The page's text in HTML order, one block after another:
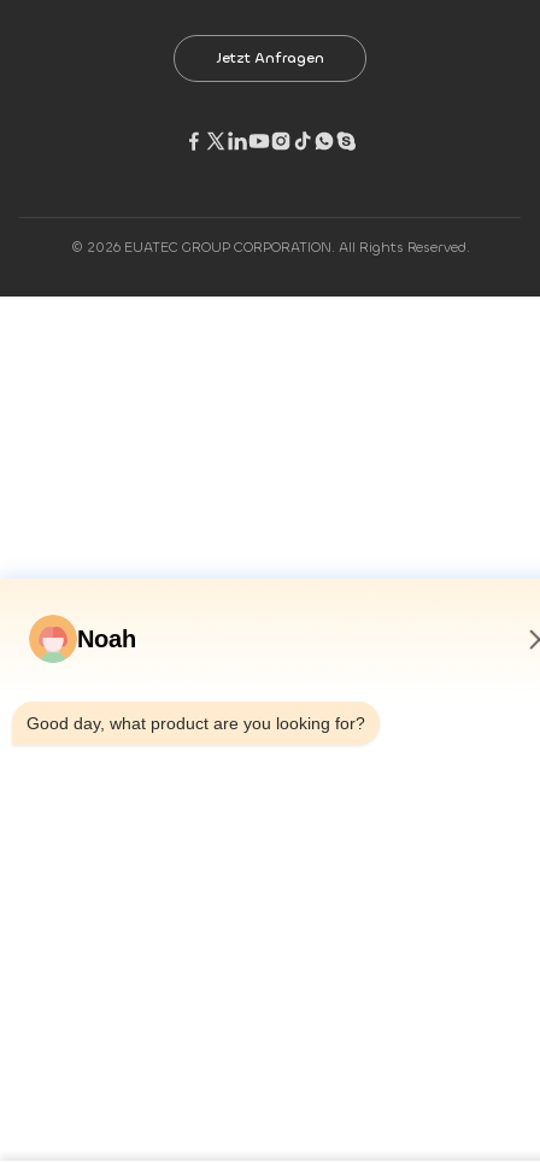
Jetzt Anfragen
© 2026 EUATEC GROUP CORPORATION. All Rights Reserved.
Noah
Good day, what product are you looking for?